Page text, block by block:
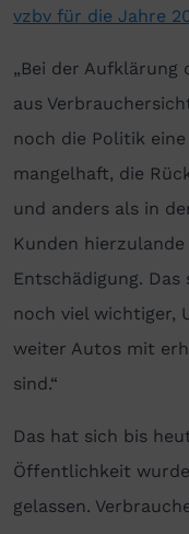
vzbv für die Jahre
„Bei der Aufklärung
aus
noch die Politik
mangelhaft, die
und anders als in
Kunden
Entschädigung.
noch viel wichtiger,
weiter Autos mit
sind.“
Das hat sich bis
Öffentlichkeit
gelassen.